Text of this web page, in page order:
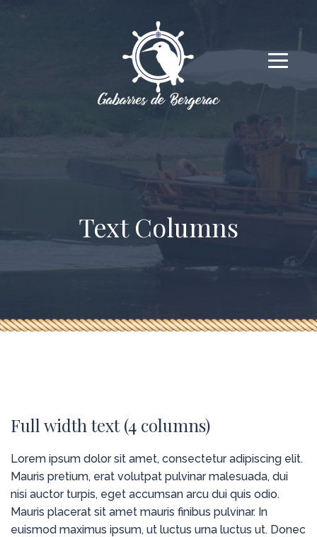
Text Columns
Full width text (4 columns)
Lorem ipsum dolor sit amet, consectetur adipiscing elit.
Mauris pretium, erat volutpat pulvinar malesuada, dui
nisi auctor turpis, eget accumsan arcu dui quis odio.
Mauris placerat sit amet mauris finibus pulvinar. In
euismod maximus ipsum, ut luctus urna luctus ut. Donec